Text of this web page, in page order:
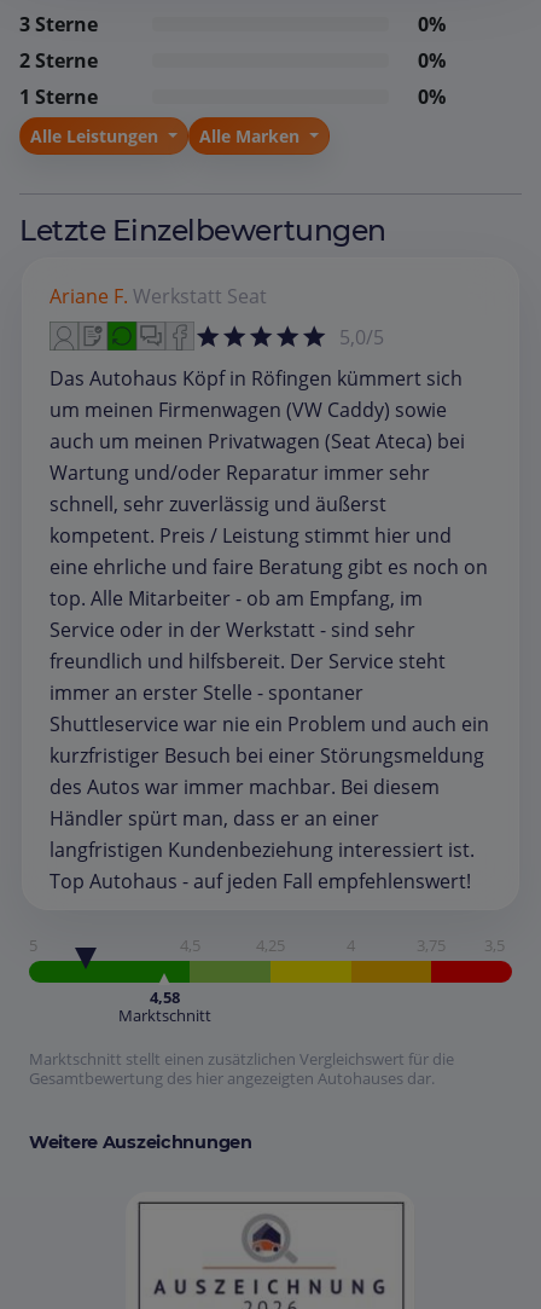
3 Sterne
0%
2 Sterne
0%
1 Sterne
0%
Alle Leistungen Alle Marken
Letzte Einzelbewertungen
Ariane F. Werkstatt Seat
5,0/5
Das Autohaus Köpf in Röfingen kümmert sich
um meinen Firmenwagen (VW Caddy) sowie
auch um meinen Privatwagen (Seat Ateca) bei
Wartung und/oder Reparatur immer sehr
schnell, sehr zuverlässig und äußerst
kompetent. Preis / Leistung stimmt hier und
eine ehrliche und faire Beratung gibt es noch on
top. Alle Mitarbeiter - ob am Empfang, im
Service oder in der Werkstatt - sind sehr
freundlich und hilfsbereit. Der Service steht
immer an erster Stelle - spontaner
Shuttleservice war nie ein Problem und auch ein
kurzfristiger Besuch bei einer Störungsmeldung
des Autos war immer machbar. Bei diesem
Händler spürt man, dass er an einer
langfristigen Kundenbeziehung interessiert ist.
Top Autohaus - auf jeden Fall empfehlenswert!
5 4,5 4,25 4 3,75 3,5
4,58
Marktschnitt
Marktschnitt stellt einen zusätzlichen Vergleichswert für die
Gesamtbewertung des hier angezeigten Autohauses dar.
Weitere Auszeichnungen